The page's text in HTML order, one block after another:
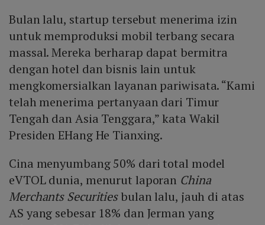
Bulan lalu, startup tersebut menerima izin
untuk memproduksi mobil terbang secara
massal. Mereka berharap dapat bermitra
dengan hotel dan bisnis lain untuk
mengkomersialkan layanan pariwisata. “Kami
telah menerima pertanyaan dari Timur
Tengah dan Asia Tenggara,” kata Wakil
Presiden EHang He Tianxing.
Cina menyumbang 50% dari total model
eVTOL dunia, menurut laporan China
Merchants Securitiesbulan lalu, jauh di atas
AS yang sebesar 18% dan Jerman yang